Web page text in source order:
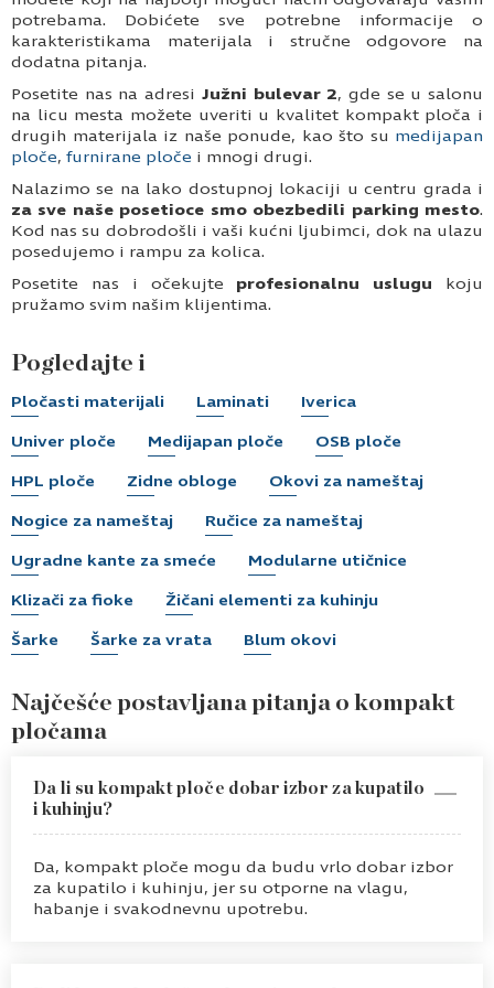
potrebama. Dobićete sve potrebne informacije o
karakteristikama materijala i stručne odgovore na
dodatna pitanja.
Posetite nas na adresi Južni bulevar 2, gde se u salonu
na licu mesta možete uveriti u kvalitet kompakt ploča i
drugih materijala iz naše ponude, kao što su medijapan
ploče, furnirane ploče i mnogi drugi.
Nalazimo se na lako dostupnoj lokaciji u centru grada i
za sve naše posetioce smo obezbedili parking mesto.
Kod nas su dobrodošli i vaši kućni ljubimci, dok na ulazu
posedujemo i rampu za kolica.
Posetite nas i očekujte profesionalnu uslugu koju
pružamo svim našim klijentima.
Pogledajte i
Pločasti materijali Laminati Iverica
Univer ploče Medijapan ploče OSB ploče
HPL ploče Zidne obloge Okovi za nameštaj
Nogice za nameštaj Ručice za nameštaj
Ugradne kante za smeće Modularne utičnice
Klizači za fioke Žičani elementi za kuhinju
Šarke Šarke za vrata Blum okovi
Najčešće postavljana pitanja o kompakt
pločama
Da li su kompakt ploče dobar izbor za kupatilo
i kuhinju?
Da, kompakt ploče mogu da budu vrlo dobar izbor
za kupatilo i kuhinju, jer su otporne na vlagu,
habanje i svakodnevnu upotrebu.